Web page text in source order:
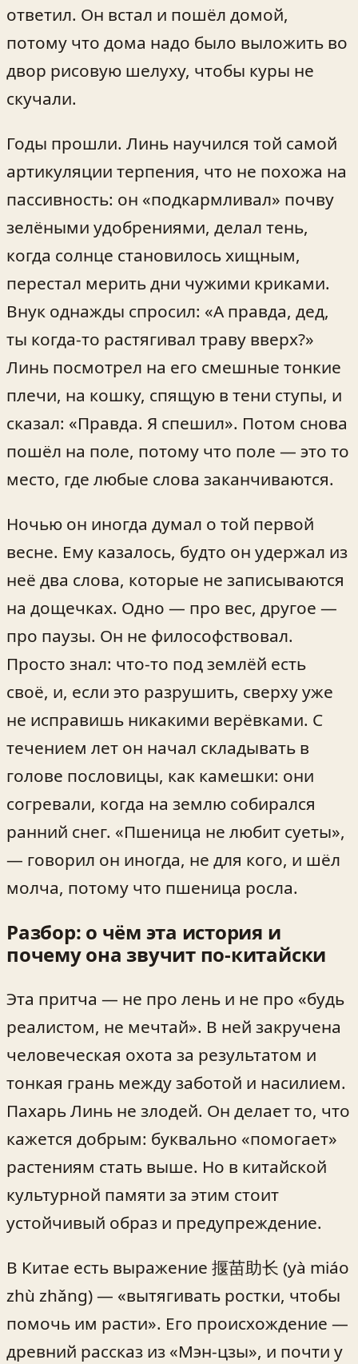
ответил. Он встал и пошёл домой,
потому что дома надо было выложить во
двор рисовую шелуху, чтобы куры не
скучали.
Годы прошли. Линь научился той самой
артикуляции терпения, что не похожа на
пассивность: он «подкармливал» почву
зелёными удобрениями, делал тень,
когда солнце становилось хищным,
перестал мерить дни чужими криками.
Внук однажды спросил: «А правда, дед,
ты когда‑то растягивал траву вверх?»
Линь посмотрел на его смешные тонкие
плечи, на кошку, спящую в тени ступы, и
сказал: «Правда. Я спешил». Потом снова
пошёл на поле, потому что поле — это то
место, где любые слова заканчиваются.
Ночью он иногда думал о той первой
весне. Ему казалось, будто он удержал из
неё два слова, которые не записываются
на дощечках. Одно — про вес, другое —
про паузы. Он не философствовал.
Просто знал: что‑то под землёй есть
своё, и, если это разрушить, сверху уже
не исправишь никакими верёвками. С
течением лет он начал складывать в
голове пословицы, как камешки: они
согревали, когда на землю собирался
ранний снег. «Пшеница не любит суеты»,
— говорил он иногда, не для кого, и шёл
молча, потому что пшеница росла.
Разбор: о чём эта история и
почему она звучит по‑китайски
Эта притча — не про лень и не про «будь
реалистом, не мечтай». В ней закручена
человеческая охота за результатом и
тонкая грань между заботой и насилием.
Пахарь Линь не злодей. Он делает то, что
кажется добрым: буквально «помогает»
растениям стать выше. Но в китайской
культурной памяти за этим стоит
устойчивый образ и предупреждение.
В Китае есть выражение 揠苗助长 (yà miáo
zhù zhǎng) — «вытягивать ростки, чтобы
помочь им расти». Его происхождение —
древний рассказ из «Мэн-цзы», и почти у